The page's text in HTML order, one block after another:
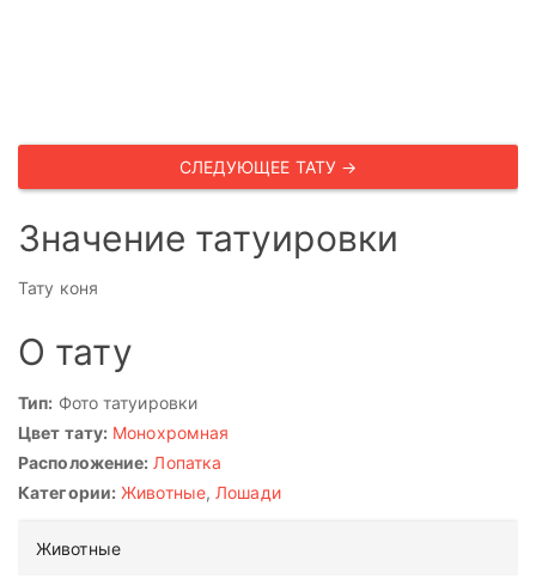
СЛЕДУЮЩЕЕ ТАТУ →
Значение татуировки
Тату коня
О тату
Тип: Фото татуировки
Цвет тату: Монохромная
Расположение: Лопатка
Категории: Животные, Лошади
Животные